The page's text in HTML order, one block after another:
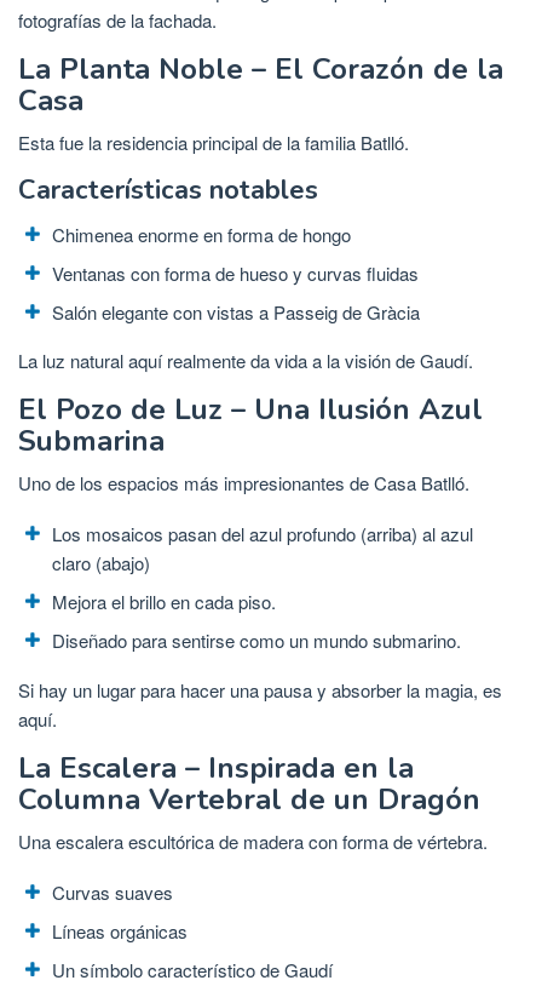
fotografías de la fachada.
La Planta Noble – El Corazón de la
Casa
Esta fue la residencia principal de la familia Batlló.
Características notables
Chimenea enorme en forma de hongo
Ventanas con forma de hueso y curvas fluidas
Salón elegante con vistas a Passeig de Gràcia
La luz natural aquí realmente da vida a la visión de Gaudí.
El Pozo de Luz – Una Ilusión Azul
Submarina
Uno de los espacios más impresionantes de Casa Batlló.
Los mosaicos pasan del azul profundo (arriba) al azul
claro (abajo)
Mejora el brillo en cada piso.
Diseñado para sentirse como un mundo submarino.
Si hay un lugar para hacer una pausa y absorber la magia, es
aquí.
La Escalera – Inspirada en la
Columna Vertebral de un Dragón
Una escalera escultórica de madera con forma de vértebra.
Curvas suaves
Líneas orgánicas
Un símbolo característico de Gaudí